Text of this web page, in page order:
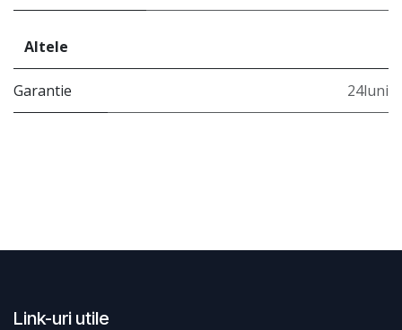
Altele
Garantie 24luni
Link-uri utile